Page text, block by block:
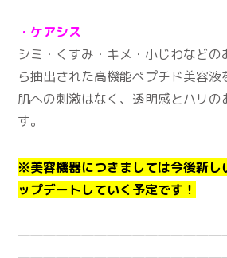
・ケアシス
シミ・くすみ・キメ・小じわなど
ら抽出された高機能ペプチド美容液
肌への刺激はなく、透明感とハリの
す。
※美容機器につきましては今後新し
ップデートしていく予定です！